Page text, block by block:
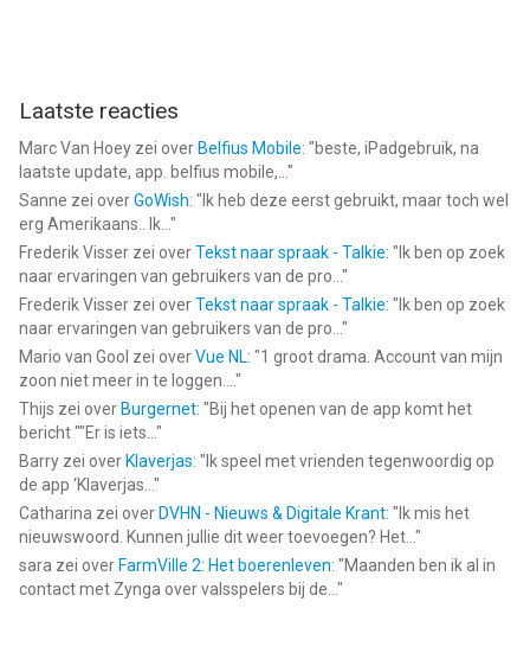
Laatste reacties
Marc Van Hoey zei over Belfius Mobile: "beste, iPadgebruik, na
laatste update, app. belfius mobile,... "
Sanne zei overGoWish: " Ik heb deze eerst gebruikt, maar toch wel
erg Amerikaans.. Ik... "
Frederik Visser zei overTekst naar spraak - Talkie: " Ik ben op zoek
naar ervaringen van gebruikers van de pro... "
Frederik Visser zei overTekst naar spraak - Talkie: " Ik ben op zoek
naar ervaringen van gebruikers van de pro... "
Mario van Gool zei overVue NL: "1 groot drama. Account van mijn
zoon niet meer in te loggen.... "
Thijs zei over Burgernet: "Bij het openen van de app komt het
bericht ""Er is iets... "
Barry zei over Klaverjas: " Ik speel met vrienden tegenwoordig op
de app ‘Klaverjas... "
Catharina zei over DVHN - Nieuws & Digitale Krant: " Ik mis het
nieuwswoord. Kunnen jullie dit weer toevoegen? Het... "
sara zei over FarmVille 2: Het boerenleven: "Maanden ben ik al in
contact met Zynga over valsspelers bij de... "